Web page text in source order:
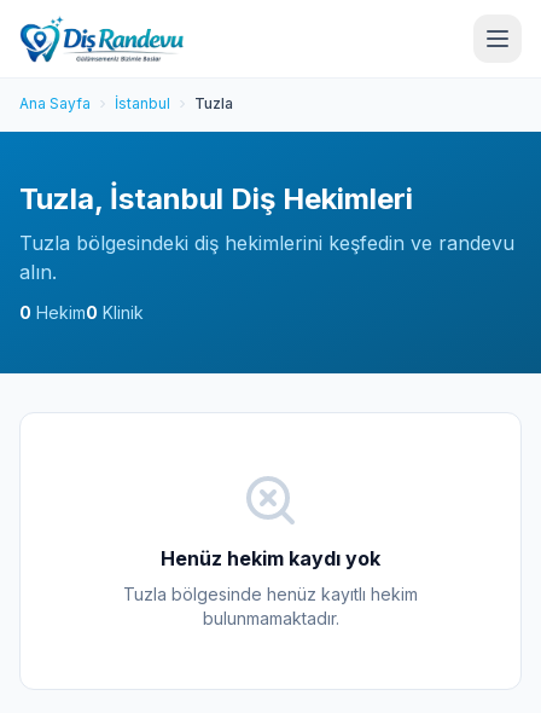
Ana Sayfa İstanbul Tuzla
Tuzla, İstanbul Diş Hekimleri
Tuzla bölgesindeki diş hekimlerini keşfedin ve randevu
alın.
0 Hekim0 Klinik
Henüz hekim kaydı yok
Tuzla bölgesinde henüz kayıtlı hekim
bulunmamaktadır.